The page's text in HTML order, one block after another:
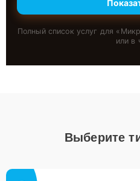
Полный список услуг для «
или в
Выберите